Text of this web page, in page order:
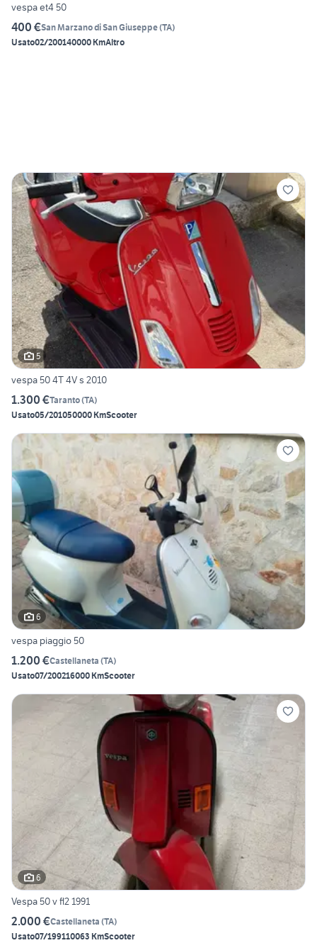
vespa et4 50
400 €San Marzano di San Giuseppe(TA)
Usato02/200140000 KmAltro
5
vespa 50 4T 4V s 2010
1.300 €Taranto(TA)
Usato05/201050000 KmScooter
6
vespa piaggio 50
1.200 €Castellaneta (TA)
Usato07/200216000 KmScooter
6
Vespa 50 v fl2 1991
2.000 €Castellaneta (TA)
Usato07/199110063 KmScooter